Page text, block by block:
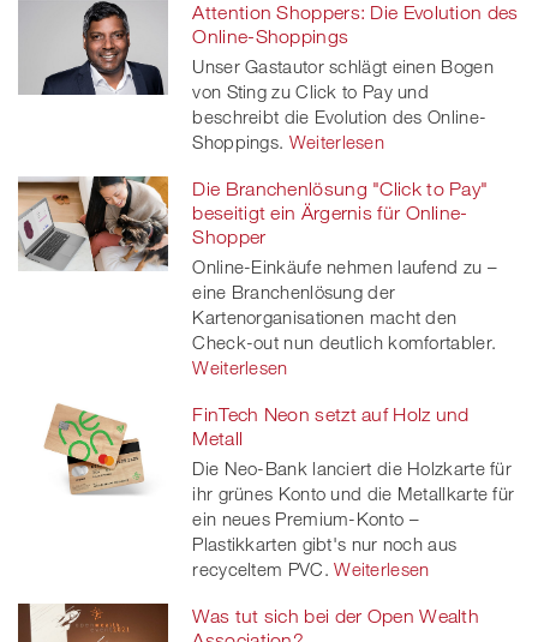
Facebook
on
twitt
er
linkedinXing
Attention Shoppers: Die Evolution des
Online-Shoppings
Unser Gastautor schlägt einen Bogen
von Sting zu Click to Pay und
beschreibt die Evolution des Online-
Shoppings. Weiterlesen
Die Branchenlösung "Click to Pay"
beseitigt ein Ärgernis für Online-
Shopper
Online-Einkäufe nehmen laufend zu –
eine Branchenlösung der
Kartenorganisationen macht den
Check-out nun deutlich komfortabler.
Weiterlesen
FinTech Neon setzt auf Holz und
Metall
Die Neo-Bank lanciert die Holzkarte für
ihr grünes Konto und die Metallkarte für
ein neues Premium-Konto –
Plastikkarten gibt's nur noch aus
recyceltem PVC. Weiterlesen
Was tut sich bei der Open Wealth